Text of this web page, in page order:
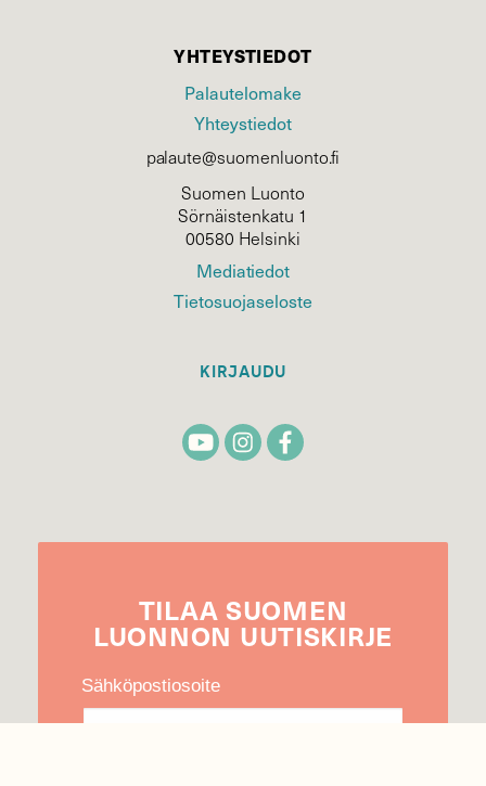
YHTEYSTIEDOT
Palautelomake
Yhteystiedot
palaute@suomenluonto.fi
Suomen Luonto
Sörnäistenkatu 1
00580 Helsinki
Mediatiedot
Tietosuojaseloste
KIRJAUDU
TILAA SUOMEN
LUONNON UUTIS­KIRJE
Sähköpostiosoite